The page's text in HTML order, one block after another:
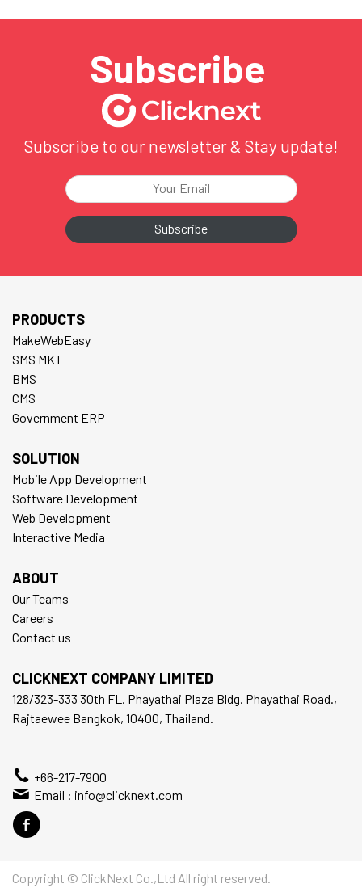
Subscribe
Subscribe to our newsletter & Stay update!
PRODUCTS
MakeWebEasy
SMS MKT
BMS
CMS
Government ERP
SOLUTION
Mobile App Development
Software Development
Web Development
Interactive Media
ABOUT
Our Teams
Careers
Contact us
CLICKNEXT COMPANY LIMITED
128/323-333 30th FL. Phayathai Plaza Bldg. Phayathai Road.,
Rajtaewee Bangkok, 10400, Thailand.
+66-217-7900
Email : info@clicknext.com
Copyright © ClickNext Co.,Ltd All right reserved.